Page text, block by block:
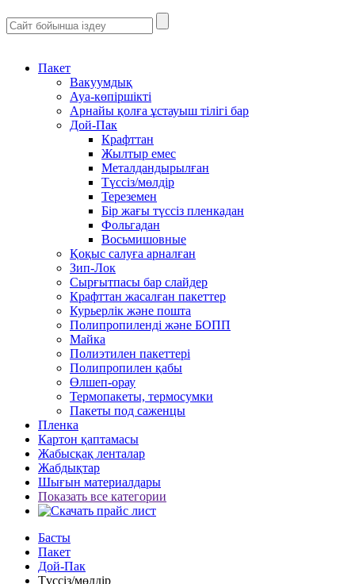
Пакет
Вакуумдық
Ауа-көпіршікті
Арнайы қолға ұстауыш тілігі бар
Дой-Пак
Крафттан
Жылтыр емес
Металдандырылған
Түссіз/мөлдір
Тереземен
Бір жағы түссіз пленкадан
Фольгадан
Восьмишовные
Қоқыс салуға арналған
Зип-Лок
Сырғытпасы бар слайдер
Крафттан жасалған пакеттер
Курьерлік және пошта
Полипропиленді және БОПП
Майка
Полиэтилен пакеттері
Полипропилен қабы
Өлшеп-орау
Термопакеты, термосумки
Пакеты под саженцы
Пленка
Картон қаптамасы
Жабысқақ ленталар
Жабдықтар
Шығын материалдары
Показать все категории
Басты
Пакет
Дой-Пак
Түссіз/мөлдір